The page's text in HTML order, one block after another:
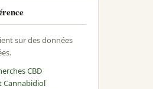
sur des données
CBD